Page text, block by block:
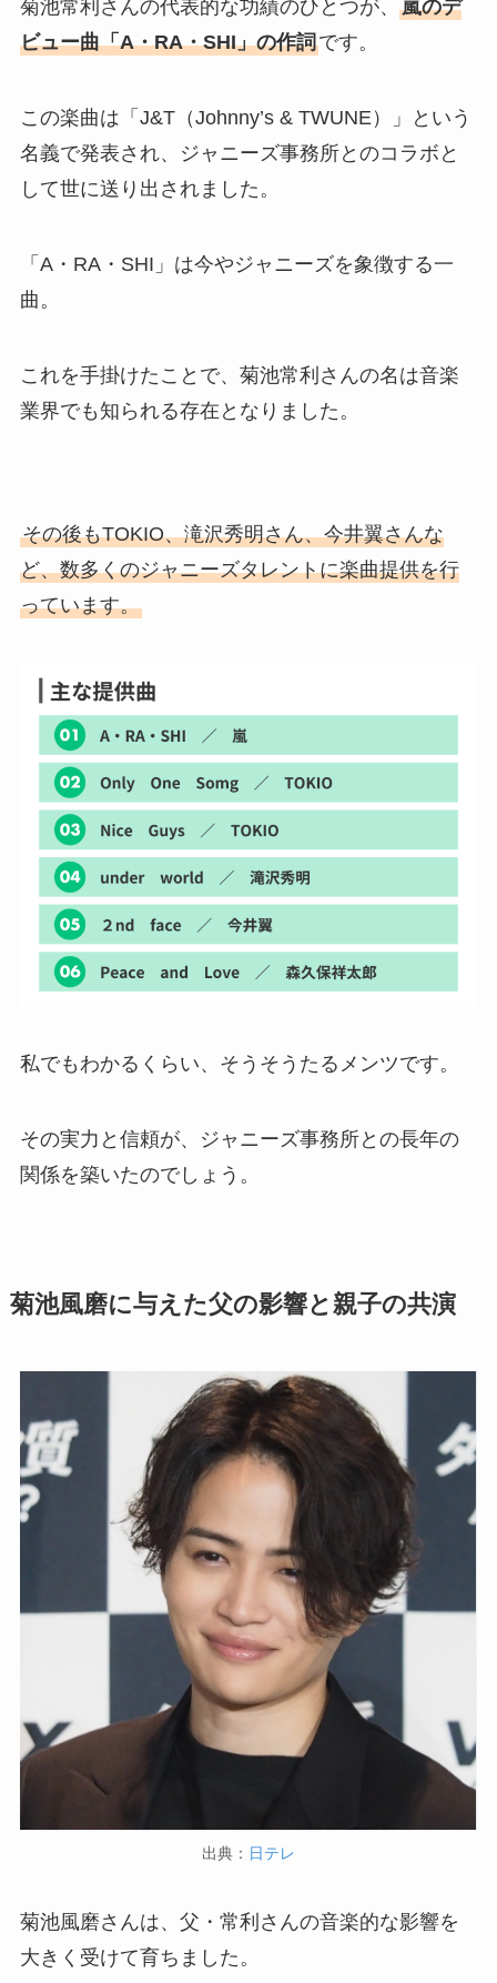
菊池常利さんの代表的な功績のひとつが、 嵐のデ
ビュー曲「A・RA・SHI」の作詞です。
この楽曲は「J&T（Johnny’s & TWUNE）」という
名義で発表され、ジャニーズ事務所とのコラボと
して世に送り出されました。
「A・RA・SHI」は今やジャニーズを象徴する一
曲。
これを手掛けたことで、菊池常利さんの名は音楽
業界でも知られる存在となりました。
その後もTOKIO、滝沢秀明さん、今井翼さんな
ど、数多くのジャニーズタレントに楽曲提供を行
っています。
私でもわかるくらい、そうそうたるメンツです。
その実力と信頼が、ジャニーズ事務所との長年の
関係を築いたのでしょう。
菊池風磨に与えた父の影響と親子の共演
出典： 日テレ
菊池風磨さんは、父・常利さんの音楽的な影響を
大きく受けて育ちました。